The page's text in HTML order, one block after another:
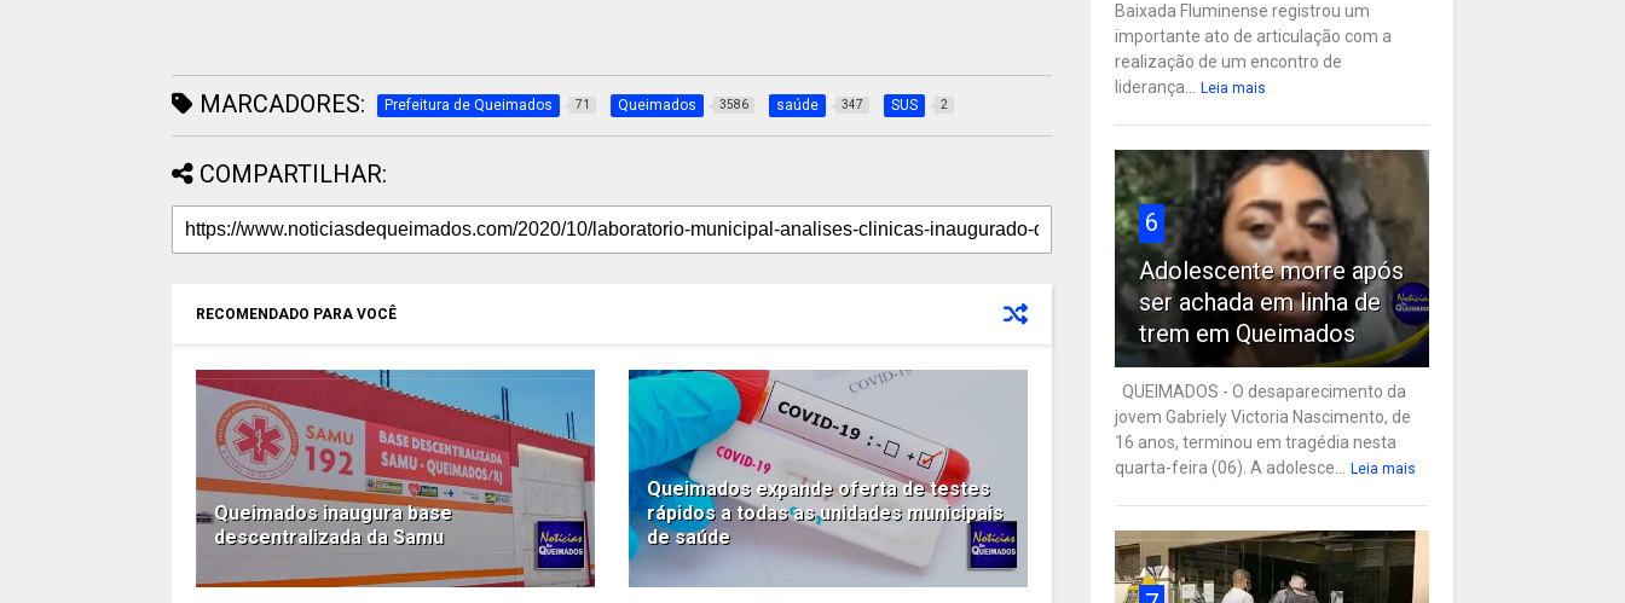
MARCADORES: Prefeitura de Queimados 71 Queimados 3586 saúde 347 SUS 2
COMPARTILHAR:
RECOMENDADO PARA VOCÊ
Queimados inaugura base
descentralizada da Samu
Queimados expande oferta de testes
rápidos a todas as unidades municipais
de saúde
Baixada Fluminense registrou um
importante ato de articulação com a
realização de um encontro de
liderança...
Leia mais
6
Adolescente morre após
ser achada em linha de
trem em Queimados
QUEIMADOS - O desaparecimento da
jovem Gabriely Victoria Nascimento, de
16 anos, terminou em tragédia nesta
quarta-feira (06). A adolesce...
Leia mais